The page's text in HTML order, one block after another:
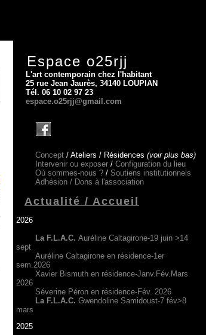
Espace o25rjj
L'art contemporain chez l'habitant
25 rue Jean Jaurès, 34140 LOUPIAN
Tél. 06 10 02 97 23
espace.o25rjj@gmail.com
Concept / Ateliers / Résidences (voir plus bas)
Intervenir ou exposer / Configuration du lieu
Où sommes-nous ? / Soutiens institutionnels
Adhésion / Dons à l'association
Actualité / Accueil
2026
La F.L.A.C. Auréline Caltagirone-19 juin >14
sept
Auréline Caltagirone en résidence-1er
sem.2026
Xavier Bismuth en résidence-Janv.Fév.Mars
2026
Séverine Péron en résidence-Fév. 2026
La F.L.A.C. Gwendoline Samidoust-7 fév>8
mars
2025